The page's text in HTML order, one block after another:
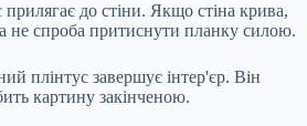
до стіни. Якщо стіна крива,
не спроба притиснути планку силою.
плінтус завершує інтер'єр. Він
картину закінченою.